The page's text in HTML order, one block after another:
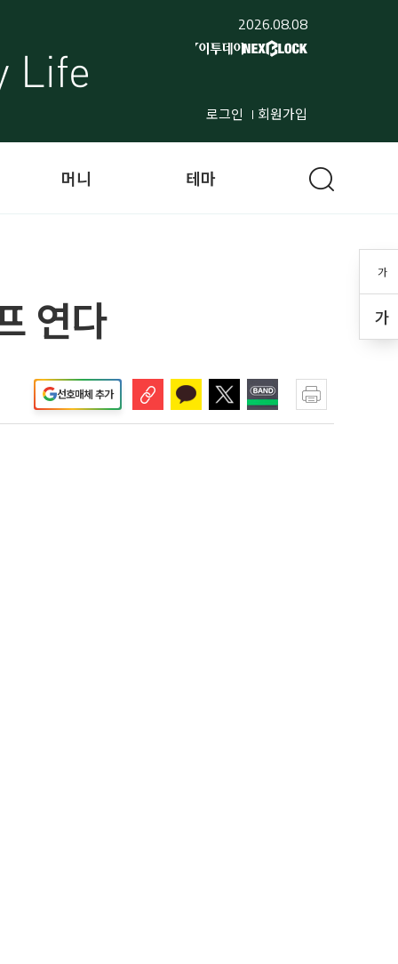
2026.08.08
로그인 회원가입
가
가
머니 테마
연다
선호매체 추가